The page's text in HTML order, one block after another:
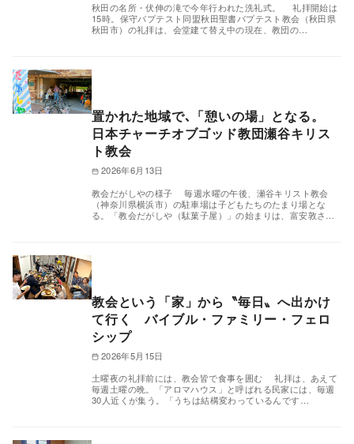
秋田の名所・伏伸の滝で今年行われた洗礼式。 礼拝開始は
15時。保守バプテスト同盟秋田聖書バプテスト教会（秋田県
秋田市）の礼拝は、会堂建て替え中の現在、教団の…
置かれた地域で､「憩いの場」となる。
日本チャーチオブゴッド教団瀬谷キリス
ト教会
2026年6月13日
教会だがしやの様子 毎週水曜の午後、瀬谷キリスト教会
（神奈川県横浜市）の駐車場は子どもたちのたまり場とな
る。「教会だがしや（駄菓子屋）」の始まりは、富安敦さ…
教会という「家」から〝毎日〟へ出かけ
て行く バイブル・ファミリー・フェロ
シップ
2026年5月15日
土曜夜の礼拝前には、教会皆で食事を囲む 礼拝は、あえて
毎週土曜の晩。「アロマハウス」と呼ばれる民家には、毎週
30人近くが集う。「うちは結構変わっているんです…